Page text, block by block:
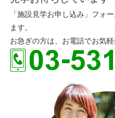
「施設見学お申し込み」フォ
ます。
お急ぎの方は、お電話でお気軽